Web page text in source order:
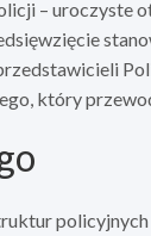
– uroczyste
który